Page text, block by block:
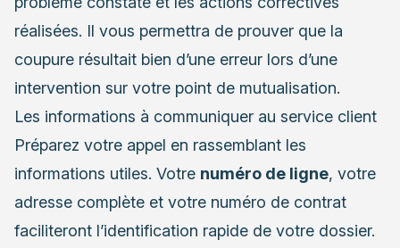
réalisées. Il vous permettra de prouver que la
coupure résultait bien d’une erreur lors d’une
intervention sur votre point de mutualisation.
Les informations à communiquer au service client
Préparez votre appel en rassemblant les
informations utiles. Votre numéro de ligne, votre
adresse complète et votre numéro de contrat
faciliteront l’identification rapide de votre dossier.